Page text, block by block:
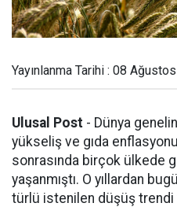
Yayınlanma Tarihi : 08
Ulusal Post - Dünya
yükseliş ve gıda
sonrasında birçok ülkede
yaşanmıştı. O yıllardan
türlü istenilen düşüş trendi